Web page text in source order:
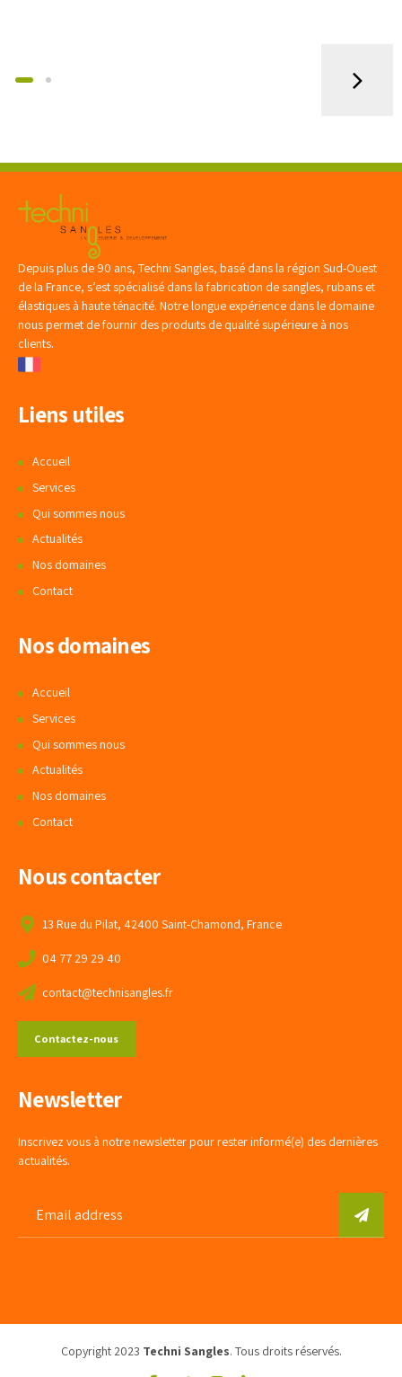
Depuis plus de 90 ans, Techni Sangles, basé dans la région Sud-Ouest
de la France, s’est spécialisé dans la fabrication de sangles, rubans et
élastiques à haute ténacité. Notre longue expérience dans le domaine
nous permet de fournir des produits de qualité supérieure à nos
clients.
Liens utiles
Accueil
Services
Qui sommes nous
Actualités
Nos domaines
Contact
Nos domaines
Accueil
Services
Qui sommes nous
Actualités
Nos domaines
Contact
Nous contacter
13 Rue du Pilat, 42400 Saint-Chamond, France
04 77 29 29 40
contact@technisangles.fr
Contactez-nous
Newsletter
Inscrivez vous à notre newsletter pour rester informé(e) des dernières
actualités.
Copyright 2023 Techni Sangles. Tous droits réservés.